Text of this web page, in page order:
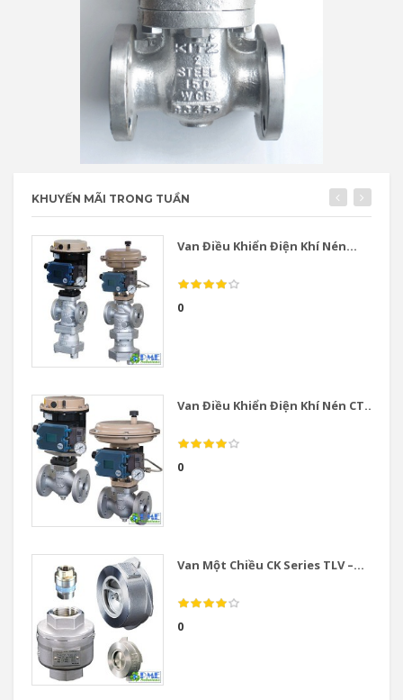
KHUYẾN MÃI TRONG TUẦN
Van Điều Khiển Điện Khí Nén...
0
Van Điều Khiển Điện Khí Nén CT...
0
Van Một Chiều CK Series TLV –...
0